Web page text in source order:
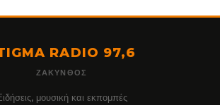
RADIO 97,6
ΖΆΚΥΝΘΟΣ
μουσική και εκπομπές